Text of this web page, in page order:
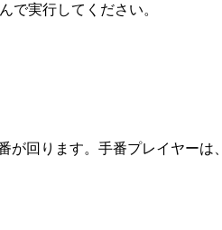
で実行してください。
回ります。手番プレイヤーは、